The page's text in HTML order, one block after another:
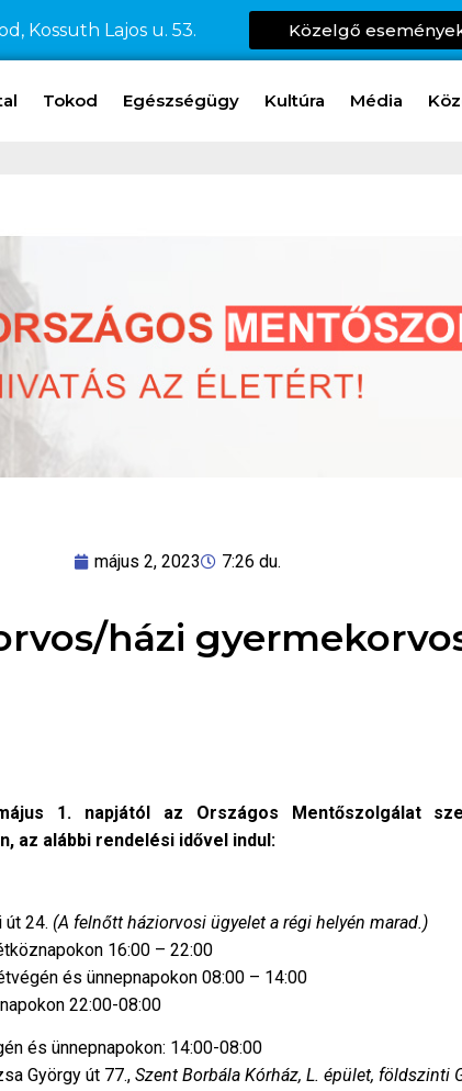
Kossuth Lajos u. 53. Közelgő
Tokod Egészségügy Kultúra Média
május 2, 2023 7:26 du.
házi
1. napjától az Országos Mentőszolgálat
az alábbi rendelési idővel indul:
út 24. (A felnőtt háziorvosi ügyelet a régi helyén marad.)
16:00 – 22:00
08:00 – 14:00
22:00-08:00
14:00-08:00
György út 77., Szent Borbála Kórház, L. épület, földszinti